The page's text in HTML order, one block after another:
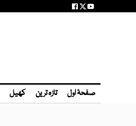
صفحۂ اول تازہ ترین کھیل